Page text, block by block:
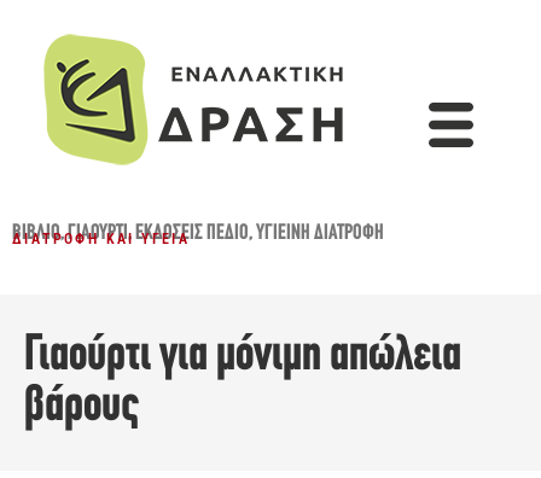
ΒΙΒΛΊΟ,ΓΙΑΟΎΡΤΙ,ΕΚΔΌΣΕΙΣ ΠΕΔΊΟ,ΥΓΙΕΙΝΉ ΔΙΑΤΡΟΦΉ
ΔΙΑΤΡΟΦΉ ΚΑΙ ΥΓΕΊΑ
Γιαούρτι για μόνιμη απώλεια
βάρους